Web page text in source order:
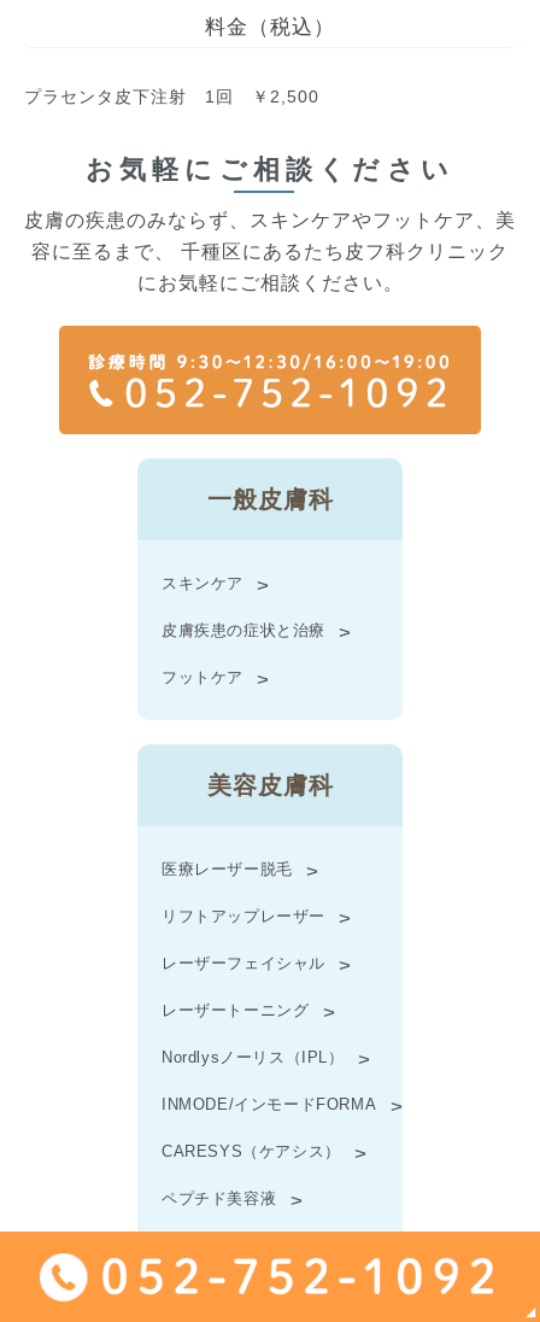
料金（税込）
プラセンタ皮下注射 1回 ￥2,500
お気軽にご相談ください
皮膚の疾患のみならず、スキンケアやフットケア、美
容に至るまで、 千種区にあるたち皮フ科クリニック
にお気軽にご相談ください。
一般皮膚科
スキンケア
皮膚疾患の症状と治療
フットケア
美容皮膚科
医療レーザー脱毛
リフトアップレーザー
レーザーフェイシャル
レーザートーニング
Nordlysノーリス（IPL）
INMODE/インモードFORMA
CARESYS（ケアシス）
ペプチド美容液